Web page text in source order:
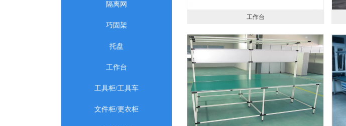
隔离网
巧固架
托盘
工作台
工具柜/工具车
文件柜/更衣柜
工作台